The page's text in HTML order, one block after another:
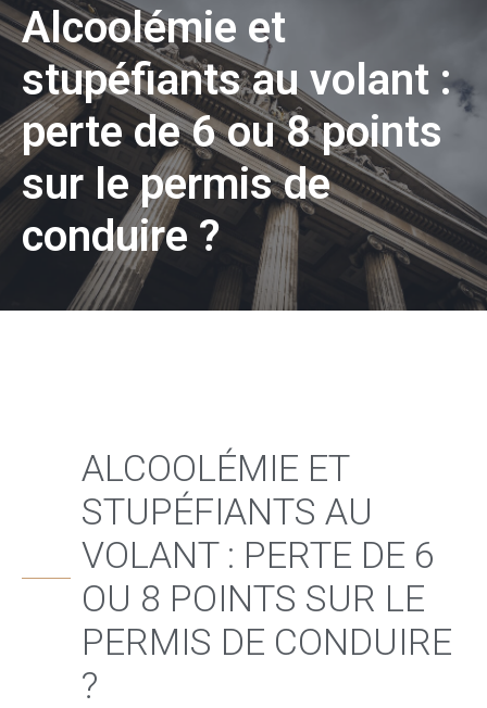
Alcoolémie et
stupéfiants au volant :
perte de 6 ou 8 points
sur le permis de
conduire ?
ALCOOLÉMIE ET
STUPÉFIANTS AU
VOLANT : PERTE DE 6
OU 8 POINTS SUR LE
PERMIS DE CONDUIRE
?